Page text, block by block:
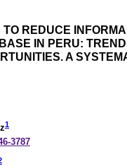
REDUCE
IN PERU:
A
1
3787